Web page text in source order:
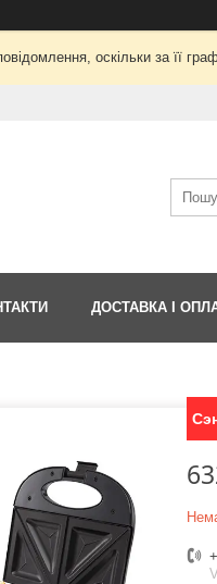
оскільки за її
ДОСТАВКА І